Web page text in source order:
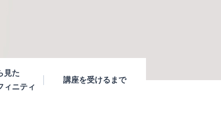
見た
ィニティ
講座を受けるまで